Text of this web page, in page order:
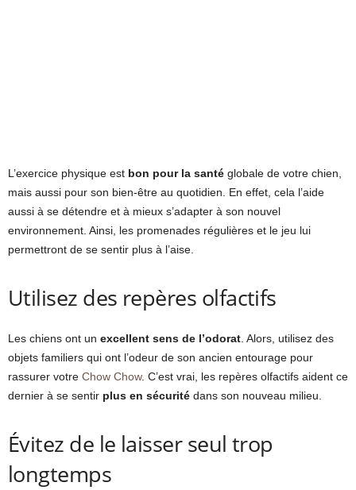
L’exercice physique est bon pour la santé globale de votre chien,
mais aussi pour son bien-être au quotidien. En effet, cela l’aide
aussi à se détendre et à mieux s’adapter à son nouvel
environnement. Ainsi, les promenades régulières et le jeu lui
permettront de se sentir plus à l’aise.
Utilisez des repères olfactifs
Les chiens ont un excellent sens de l’odorat . Alors, utilisez des
objets familiers qui ont l’odeur de son ancien entourage pour
rassurer votre Chow Chow. C’est vrai, les repères olfactifs aident ce
dernier à se sentir plus en sécurité dans son nouveau milieu.
Évitez de le laisser seul trop
longtemps